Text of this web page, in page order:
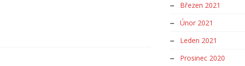
Březen 2021
Únor 2021
Leden 2021
Prosinec 2020